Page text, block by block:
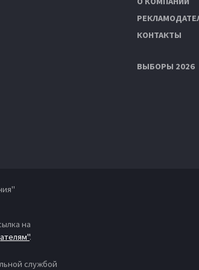
КОНТАКТЫ
ВЫБОРЫ 2026
на
.
службой